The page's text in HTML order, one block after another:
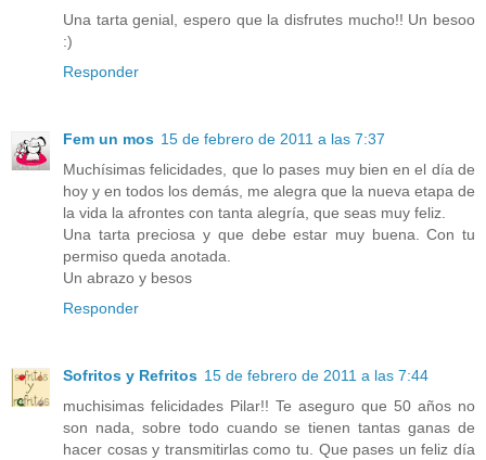
Una tarta genial, espero que la disfrutes mucho!! Un besoo
:)
Responder
Fem un mos 15 de febrero de 2011 a las 7:37
Muchísimas felicidades, que lo pases muy bien en el día de
hoy y en todos los demás, me alegra que la nueva etapa de
la vida la afrontes con tanta alegría, que seas muy feliz.
Una tarta preciosa y que debe estar muy buena. Con tu
permiso queda anotada.
Un abrazo y besos
Responder
Sofritos y Refritos 15 de febrero de 2011 a las 7:44
muchisimas felicidades Pilar!! Te aseguro que 50 años no
son nada, sobre todo cuando se tienen tantas ganas de
hacer cosas y transmitirlas como tu. Que pases un feliz día